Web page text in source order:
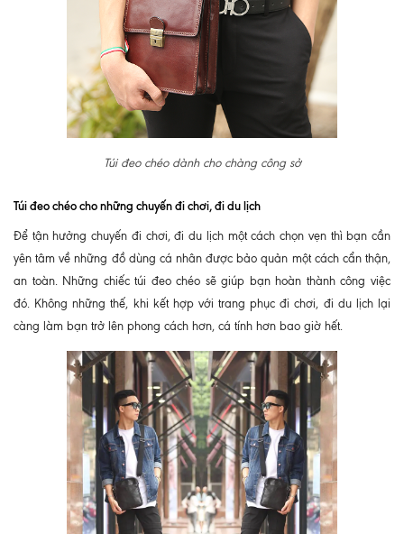
Túi đeo chéo dành cho chàng công sở
Túi đeo chéo cho những chuyến đi chơi, đi du lịch
Để tận hưởng chuyến đi chơi, đi du lịch một cách chọn vẹn thì bạn cần
yên tâm về những đồ dùng cá nhân được bảo quản một cách cẩn thận,
an toàn. Những chiếc túi đeo chéo sẽ giúp bạn hoàn thành công việc
đó. Không những thế, khi kết hợp với trang phục đi chơi, đi du lịch lại
càng làm bạn trở lên phong cách hơn, cá tính hơn bao giờ hết.